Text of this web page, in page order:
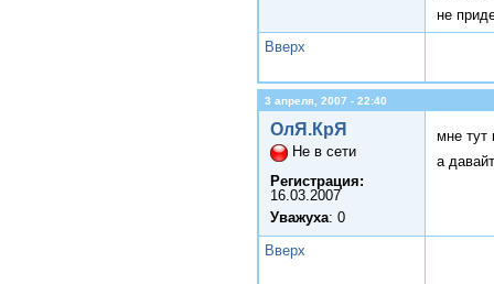
не
Вверх
3 апреля, 2007 - 22:40
ОлЯ.КрЯ
Не в сети
Регистрация:
16.03.2007
Уважуха: 0
мне тут
а
Вверх